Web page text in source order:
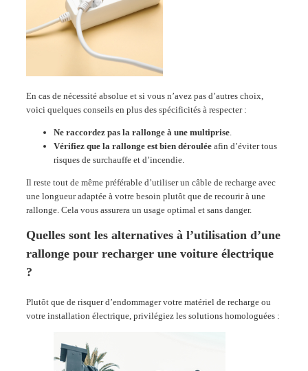
En cas de nécessité absolue et si vous n’avez pas d’autres choix,
voici quelques conseils en plus des spécificités à respecter :
Ne raccordez pas la rallonge à une multiprise
Vérifiez que la rallonge est bien déroulée afin d’éviter tous
risques de surchauffe et d’incendie.
Il reste tout de même préférable d’utiliser un câble de recharge avec
une longueur adaptée à votre besoin plutôt que de recourir à une
rallonge. Cela vous assurera un usage optimal et sans danger.
Quelles sont les alternatives à l’utilisation d’une
rallonge pour recharger une voiture électrique
?
Plutôt que de risquer d’endommager votre matériel de recharge ou
votre installation électrique, privilégiez les solutions homologuées :